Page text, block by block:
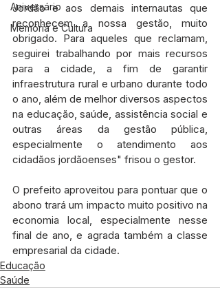
Aniversário
Memória e Cultura
Jordão e aos demais internautas que
reconhecem a nossa gestão, muito
obrigado. Para aqueles que reclamam,
seguirei trabalhando por mais recursos
para a cidade, a fim de garantir
infraestrutura rural e urbano durante todo
o ano, além de melhor diversos aspectos
na educação, saúde, assistência social e
outras áreas da gestão pública,
especialmente o atendimento aos
cidadãos jordãoenses" frisou o gestor.
O prefeito aproveitou para pontuar que o
abono trará um impacto muito positivo na
economia local, especialmente nesse
final de ano, e agrada também a classe
empresarial da cidade.
Educação
Saúde